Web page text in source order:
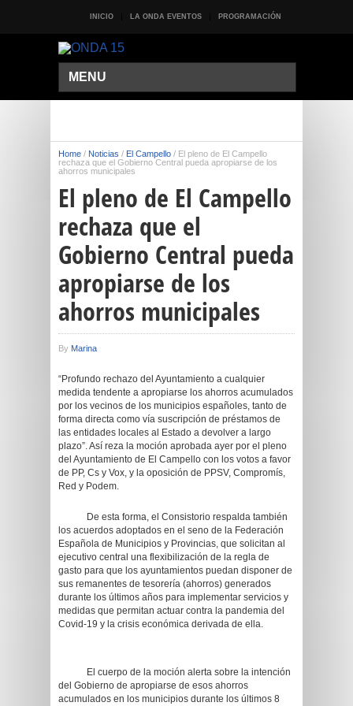
INICIO LA ONDA EVENTOS PROGRAMACIÓN
MENU
Home / Noticias / El Campello / El pleno de El Campello
rechaza que el Gobierno Central pueda apropiarse de los
ahorros municipales
El pleno de El Campello
rechaza que el
Gobierno Central pueda
apropiarse de los
ahorros municipales
By Marina
“Profundo rechazo del Ayuntamiento a cualquier
medida tendente a apropiarse los ahorros acumulados
por los vecinos de los municipios españoles, tanto de
forma directa como vía suscripción de préstamos de
las entidades locales al Estado a devolver a largo
plazo”. Así reza la moción aprobada ayer por el pleno
del Ayuntamiento de El Campello con los votos a favor
de PP, Cs y Vox, y la oposición de PPSV, Compromís,
Red y Podem.
De esta forma, el Consistorio respalda también
los acuerdos adoptados en el seno de la Federación
Española de Municipios y Provincias, que solicitan al
ejecutivo central una flexibilización de la regla de
gasto para que los ayuntamientos puedan disponer de
sus remanentes de tesorería (ahorros) generados
durante los últimos años para implementar servicios y
medidas que permitan actuar contra la pandemia del
Covid-19 y la crisis económica derivada de ella.
El cuerpo de la moción alerta sobre la intención
del Gobierno de apropiarse de esos ahorros
acumulados en los municipios durante los últimos 8